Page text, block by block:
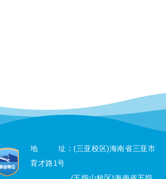
地 址：(三亚校区)海南省三亚市
育才路1号